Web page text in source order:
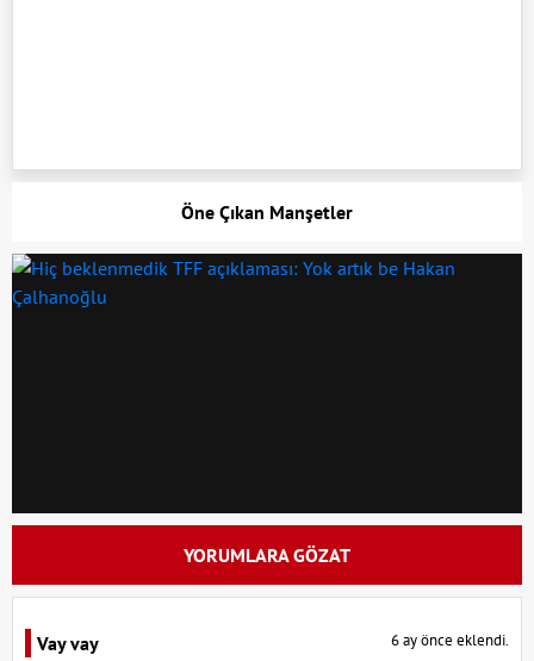
Öne Çıkan Manşetler
YORUMLARA GÖZAT
Vay vay 6 ay önce eklendi.